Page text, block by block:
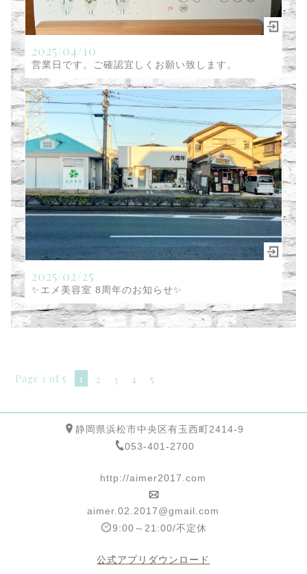
2025/04/10
営業日です。ご確認宜しくお願い致します。
2025/02/25
✨エメ美容室 8周年のお知らせ✨
Page 1 of 5 1 2 3 4 5
静岡県浜松市中央区有玉西町2414-9
053-401-2700
http://aimer2017.com
aimer.02.2017@gmail.com
9:00～21:00/不定休
公式アプリダウンロード